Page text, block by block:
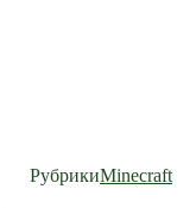
РубрикиMinecraft